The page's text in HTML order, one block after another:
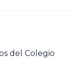
del Colegio